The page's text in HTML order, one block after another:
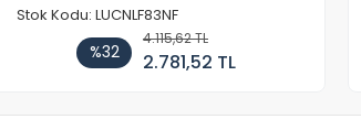
Stok Kodu: LUCNLF83NF
%32
4.115,62 TL
2.781,52 TL